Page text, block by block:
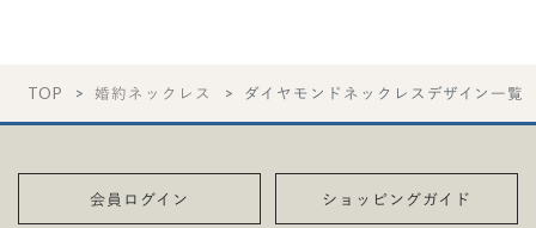
TOP 婚約ネックレス ダイヤモンドネックレスデザイン一覧
会員ログイン ショッピングガイド